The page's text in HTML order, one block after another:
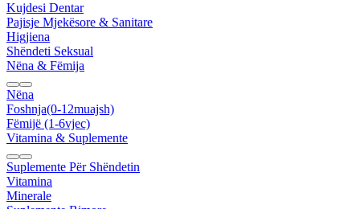
Kujdesi Dentar
Pajisje Mjekësore & Sanitare
Higjiena
Shëndeti Seksual
Nëna & Fëmija
Nëna
Foshnja(0-12muajsh)
Fëmijë (1-6vjec)
Vitamina & Suplemente
Suplemente Për Shëndetin
Vitamina
Minerale